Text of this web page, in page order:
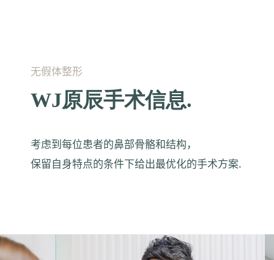
无假体整形
WJ原辰手术信息.
考虑到每位患者的鼻部骨骼和结构，
保留自身特点的条件下给出最优化的手术方案.